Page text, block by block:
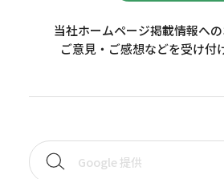
当社ホームページ掲載情報へ
ご意見・ご感想などを受け付